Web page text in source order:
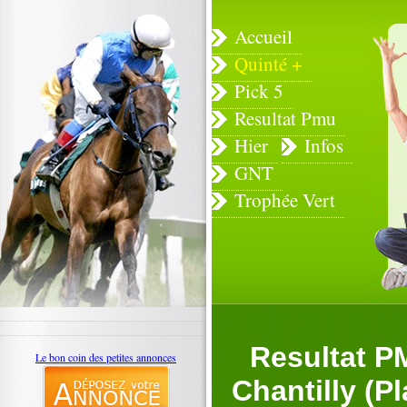
Accueil
Quinté +
Pick 5
Resultat Pmu
Hier
Infos
GNT
Trophée Vert
Resultat
Chantilly
Le bon coin des petites annonces